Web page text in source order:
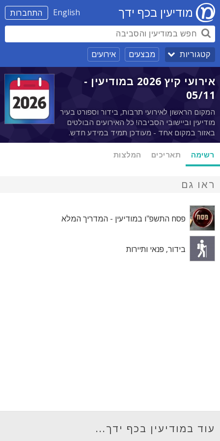
התחברות English מודיעין בכף ידך
קטגוריות מבצעים אירועים
אירועי קיץ 2026 במודיעין -
05/11
המקום הראשון לאירועי תרבות, בידור וספורט בעיר
מודיעין וביישובי הסביבה! כל האירועים הבולטים
באזור במקום אחד - מעודכן תמיד במידע חדש.
רשימה תאריכים המלצות
ראו גם
פסח התשפ"ו במודיעין - המדריך המלא
בידור, פנאי ותיירות
עוד במודיעין בכף ידך...